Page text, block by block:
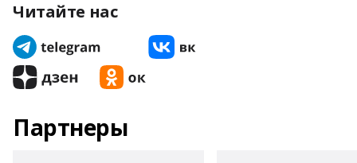
Читайте нас
Партнеры